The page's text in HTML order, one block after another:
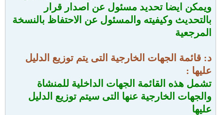
ويمكن ايضا تحديد مسئول عن اصدار قرار
بالتحديث وكيفيته والمسئول عن الاحتفاظ بالنسخة
المرجعية
د: قائمة الجهات الخارجية التى يتم توزيع الدليل
عليها :
تشمل هذه القائمة الجهات الداخلية للمنشاة
والجهات الخارجية عنها التى سيتم توزيع الدليل
عليها